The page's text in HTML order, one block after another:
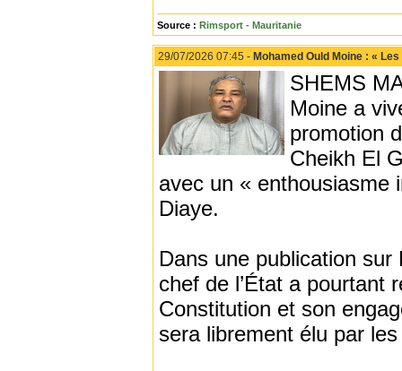
Source : Rimsport - Mauritanie
29/07/2026 07:45 - Mohamed Ould Moine : «
SHEMS
Moine a
promotion
Cheikh El
avec un « enthousiasme
Diaye.
Dans une publication
chef de l’État a pourtant
Constitution et son
sera librement élu par